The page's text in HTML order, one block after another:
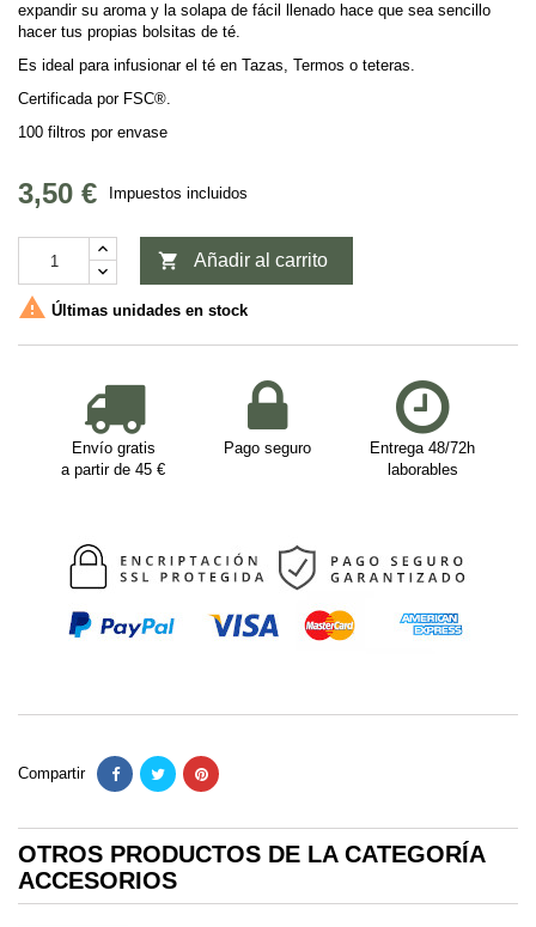
expandir su aroma y la solapa de fácil llenado hace que sea sencillo
hacer tus propias bolsitas de té.
Es ideal para infusionar el té en Tazas, Termos o teteras.
Certificada por FSC®.
100 filtros por envase
3,50 € Impuestos incluidos
 Añadir al carrito
 Últimas unidades en stock
Envío gratis
a partir de 45 €
Pago seguro
Entrega 48/72h
laborables
Compartir
OTROS PRODUCTOS DE LA CATEGORÍA
ACCESORIOS